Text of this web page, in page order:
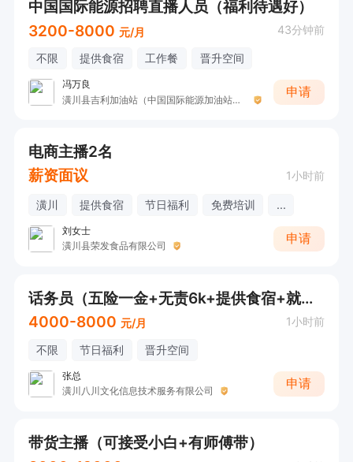
中国国际能源招聘直播人员（福利待遇好）
3200-8000 元/月 43分钟前
不限 提供食宿 工作餐 晋升空间
冯万良
潢川县吉利加油站（中国国际能源加油站）（原水利加油站）
申请
电商主播2名
薪资面议
1小时前
潢川 提供食宿 节日福利 免费培训 ...
刘女士
潢川县荣发食品有限公司
申请
话务员（五险一金+无责6k+提供食宿+就业认准行业源头）
4000-8000 元/月 1小时前
不限 节日福利 晋升空间
张总
潢川八川文化信息技术服务有限公司
申请
带货主播（可接受小白+有师傅带）